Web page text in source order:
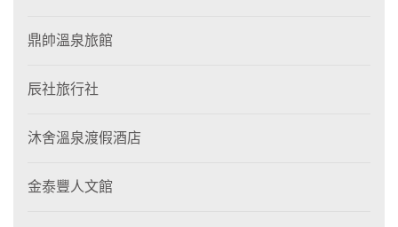
鼎帥溫泉旅館
辰社旅行社
沐舍溫泉渡假酒店
金泰豐人文館